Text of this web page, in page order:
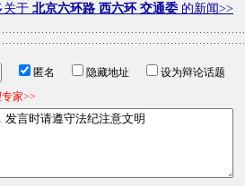
关于 北京六环路 西六环 交通委 的新闻>>
匿名 隐藏地址
设为辩论话题
家>>